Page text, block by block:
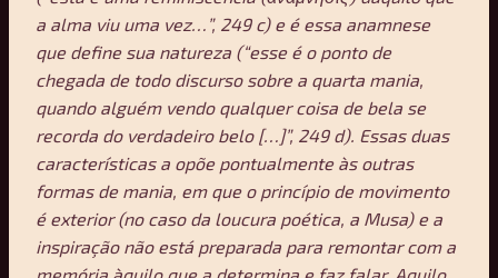
a alma viu uma vez…”, 249 c) e é essa anamnese
que define sua natureza (“esse é o ponto de
chegada de todo discurso sobre a quarta mania,
quando alguém vendo qualquer coisa de bela se
recorda do verdadeiro belo […]”, 249 d). Essas duas
características a opõe pontualmente às outras
formas de mania, em que o princípio de movimento
é exterior (no caso da loucura poética, a Musa) e a
inspiração não está preparada para remontar com a
memória àquilo que a determina e faz falar. Aquilo